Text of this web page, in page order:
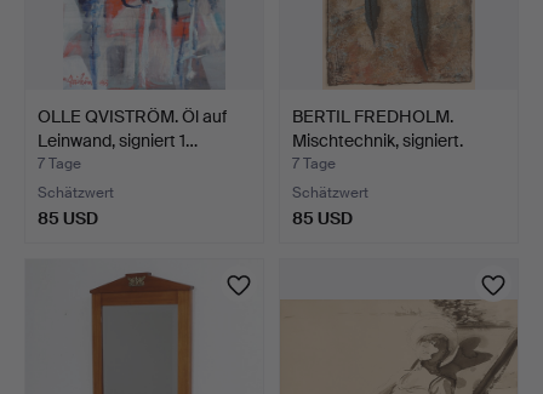
OLLE QVISTRÖM. Öl auf
Leinwand, signiert 1…
7 Tage
Schätzwert
85 USD
BERTIL FREDHOLM.
Mischtechnik, signiert.
7 Tage
Schätzwert
85 USD